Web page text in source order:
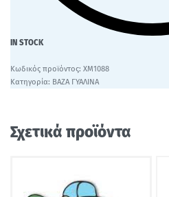
IN STOCK
ΧΜ1088
Κατηγορία: ΒΑΖΑ ΓΥΑΛΙΝΑ
Σχετικά προϊόντα